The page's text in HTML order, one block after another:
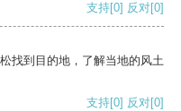
支持[0] 反对[0]
找到目的地，了解当地的风土
支持[0] 反对[0]